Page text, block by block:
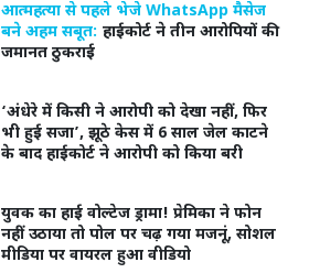
आत्महत्या से पहले भेजे WhatsApp मैसेज
बने अहम सबूत: हाईकोर्ट ने तीन आरोपियों की
जमानत ठुकराई
‘अंधेरे में किसी ने आरोपी को देखा नहीं, फिर
भी हुई सजा’, झूठे केस में 6 साल जेल काटने
के बाद हाईकोर्ट ने आरोपी को किया बरी
युवक का हाई वोल्टेज ड्रामा! प्रेमिका ने फोन
नहीं उठाया तो पोल पर चढ़ गया मजनूं, सोशल
मीडिया पर वायरल हुआ वीडियो